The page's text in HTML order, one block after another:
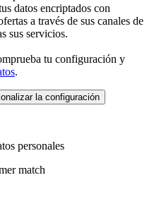
datos encriptados con
a través de sus canales de
sus servicios.
tu configuración y
.
la configuración
personales
match